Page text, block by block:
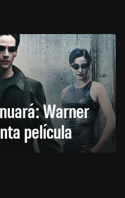
Warner
película